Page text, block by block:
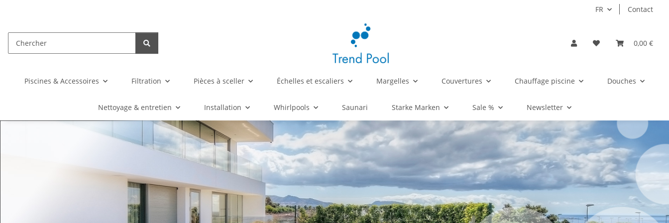
FR Contact
0,00 €
Piscines & Accessoires Filtration Pièces à sceller Échelles et escaliers Margelles Couvertures Chauffage piscine Douches
Nettoyage & entretien Installation Whirlpools Saunari Starke Marken Sale % Newsletter